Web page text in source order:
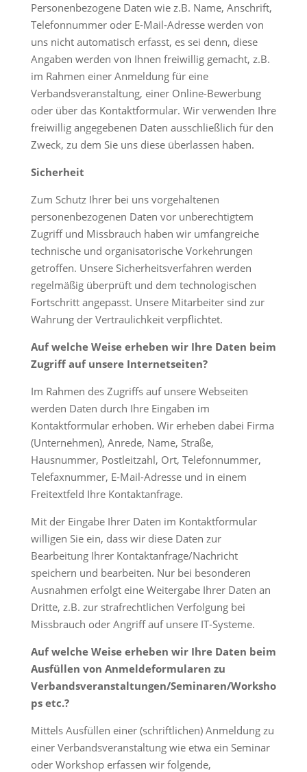
Personenbezogene Daten wie z.B. Name, Anschrift,
Telefonnummer oder E-Mail-Adresse werden von
uns nicht automatisch erfasst, es sei denn, diese
Angaben werden von Ihnen freiwillig gemacht, z.B.
im Rahmen einer Anmeldung für eine
Verbandsveranstaltung, einer Online-Bewerbung
oder über das Kontaktformular. Wir verwenden Ihre
freiwillig angegebenen Daten ausschließlich für den
Zweck, zu dem Sie uns diese überlassen haben.
Sicherheit
Zum Schutz Ihrer bei uns vorgehaltenen
personenbezogenen Daten vor unberechtigtem
Zugriff und Missbrauch haben wir umfangreiche
technische und organisatorische Vorkehrungen
getroffen. Unsere Sicherheitsverfahren werden
regelmäßig überprüft und dem technologischen
Fortschritt angepasst. Unsere Mitarbeiter sind zur
Wahrung der Vertraulichkeit verpflichtet.
Auf welche Weise erheben wir Ihre Daten beim
Zugriff auf unsere Internetseiten?
Im Rahmen des Zugriffs auf unsere Webseiten
werden Daten durch Ihre Eingaben im
Kontaktformular erhoben. Wir erheben dabei Firma
(Unternehmen), Anrede, Name, Straße,
Hausnummer, Postleitzahl, Ort, Telefonnummer,
Telefaxnummer, E-Mail-Adresse und in einem
Freitextfeld Ihre Kontaktanfrage.
Mit der Eingabe Ihrer Daten im Kontaktformular
willigen Sie ein, dass wir diese Daten zur
Bearbeitung Ihrer Kontaktanfrage/Nachricht
speichern und bearbeiten. Nur bei besonderen
Ausnahmen erfolgt eine Weitergabe Ihrer Daten an
Dritte, z.B. zur strafrechtlichen Verfolgung bei
Missbrauch oder Angriff auf unsere IT-Systeme.
Auf welche Weise erheben wir Ihre Daten beim
Ausfüllen von Anmeldeformularen zu
Verbandsveranstaltungen/Seminaren/Worksho
ps etc.?
Mittels Ausfüllen einer (schriftlichen) Anmeldung zu
einer Verbandsveranstaltung wie etwa ein Seminar
oder Workshop erfassen wir folgende,